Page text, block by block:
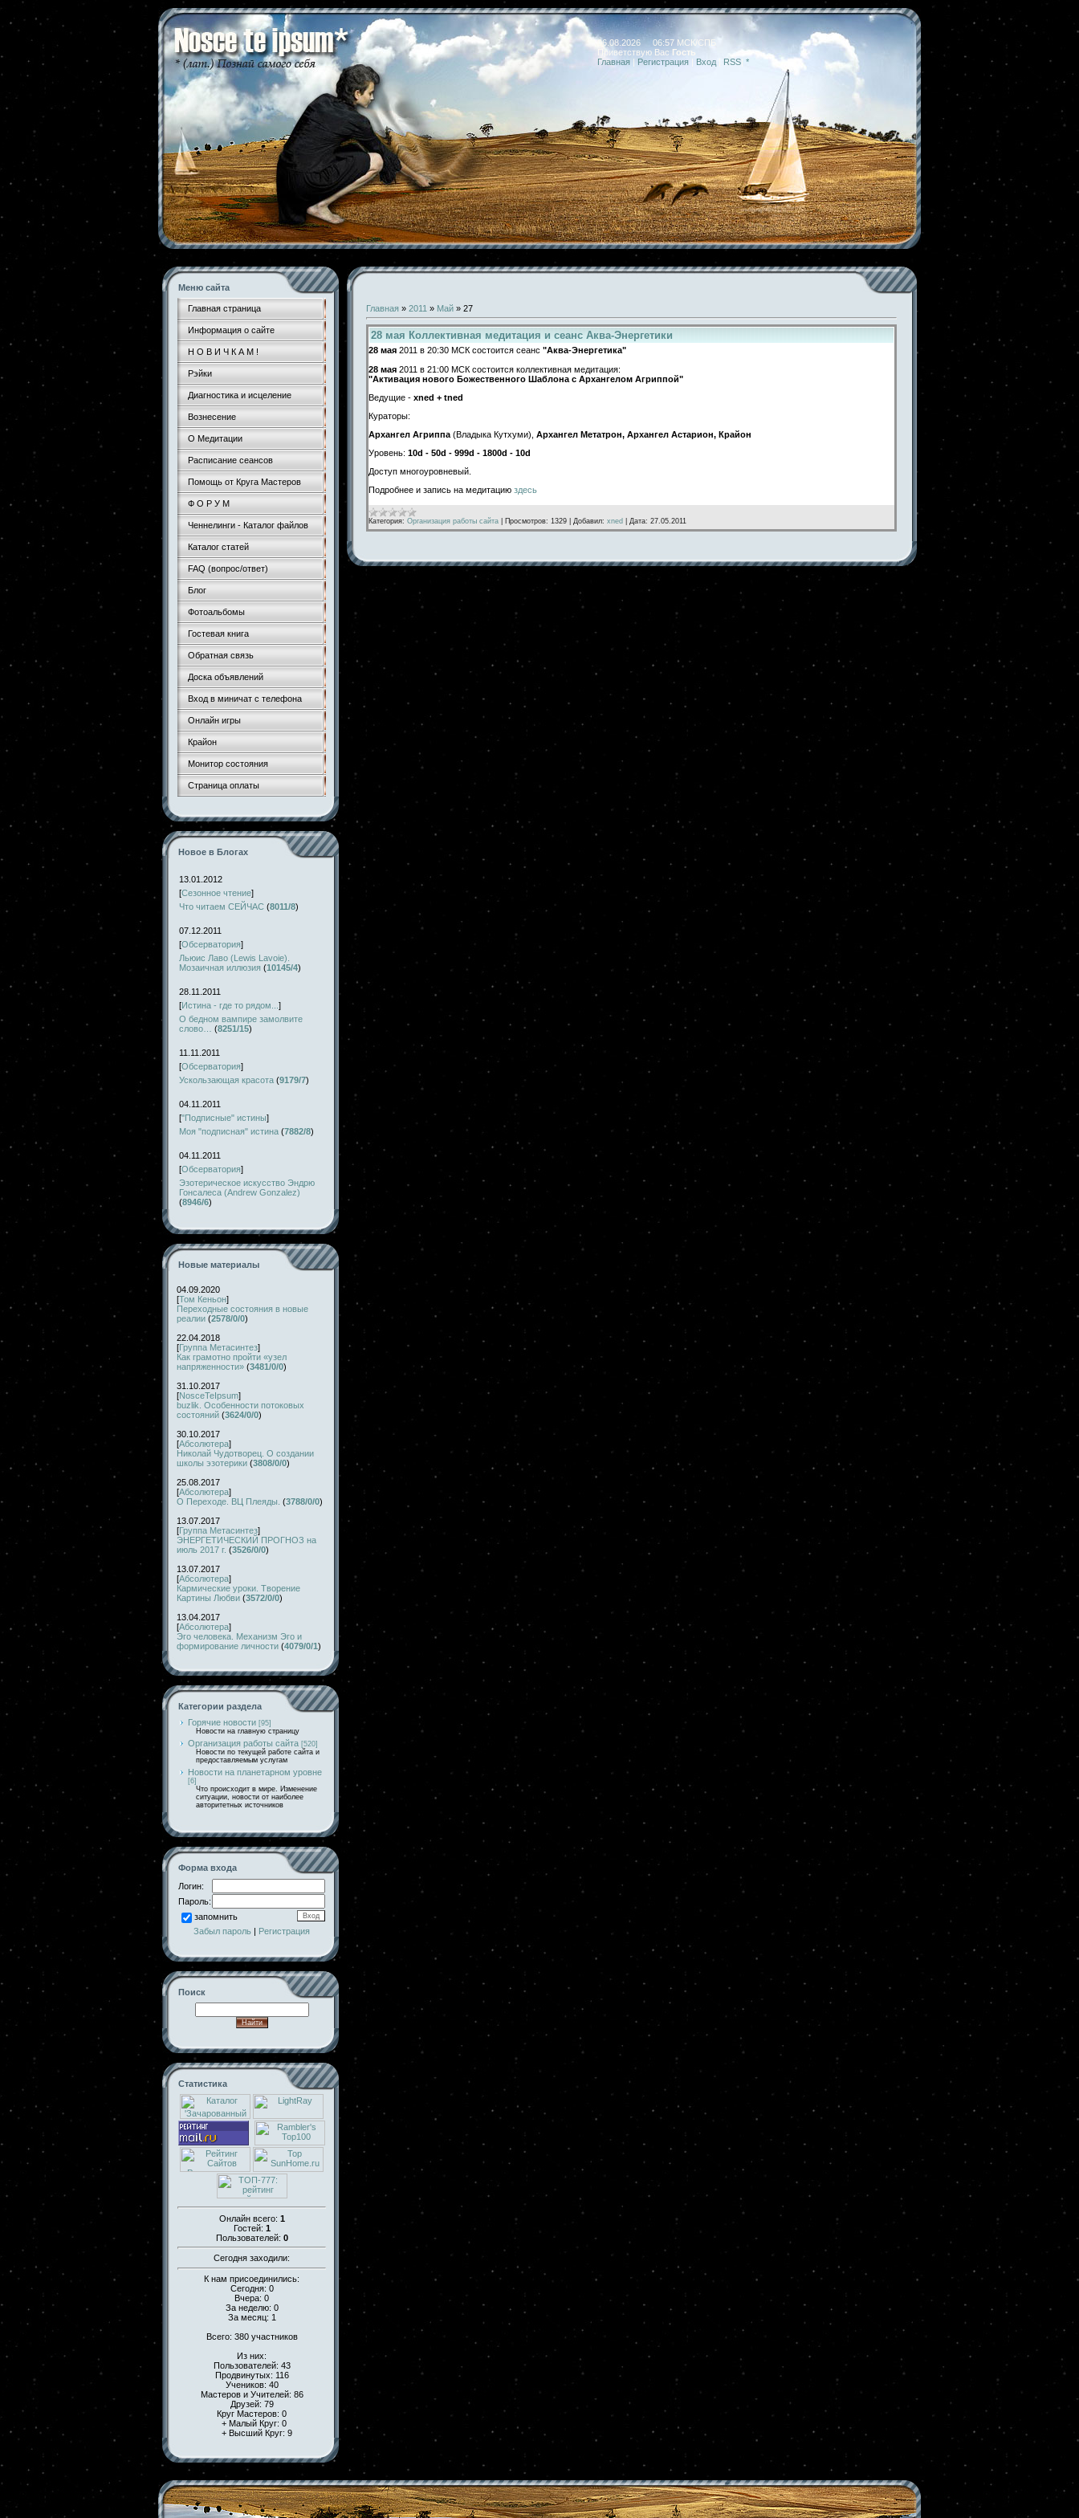
06.08.2026 06:57 МСК/СПБ
Приветствую Вас Гость
Главная | Регистрация | Вход RSS *
Меню сайта
Главная страница
Информация о сайте
Н О В И Ч К А М !
Рэйки
Диагностика и исцеление
Вознесение
О Медитации
Расписание сеансов
Помощь от Круга Мастеров
Ф О Р У М
Ченнелинги - Каталог файлов
Каталог статей
FAQ (вопрос/ответ)
Блог
Фотоальбомы
Гостевая книга
Обратная связь
Доска объявлений
Вход в миничат с телефона
Онлайн игры
Крайон
Монитор состояния
Страница оплаты
Новое в Блогах
13.01.2012
[Сезонное чтение]
Что читаем СЕЙЧАС (8011/8)
07.12.2011
[Обсерватория]
Льюис Лаво (Lewis Lavoie).
Мозаичная иллюзия (10145/4)
28.11.2011
[Истина - где то рядом... ]
О бедном вампире замолвите
слово…
(8251/15)
11.11.2011
[Обсерватория]
Ускользающая красота (9179/7)
04.11.2011
["Подписные" истины]
Моя "подписная" истина (7882/8)
04.11.2011
[Обсерватория]
Эзотерическое искусство Эндрю
Гонсалеса (Andrew Gonzalez)
(8946/6)
Новые материалы
04.09.2020
[Том Кеньон]
Переходные состояния в новые
реалии (2578/0/0)
22.04.2018
[Группа Метасинтез]
Как грамотно пройти «узел
напряженности» (3481/0/0)
31.10.2017
[NosceTeIpsum]
buzlik. Особенности потоковых
состояний (3624/0/0)
30.10.2017
[Абсолютера]
Николай Чудотворец. О создании
школы эзотерики (3808/0/0)
25.08.2017
[Абсолютера]
О Переходе. ВЦ Плеяды. (3788/0/0)
13.07.2017
[Группа Метасинтез]
ЭНЕРГЕТИЧЕСКИЙ ПРОГНОЗ на
июль 2017 г. (3526/0/0)
13.07.2017
[Абсолютера]
Кармические уроки. Творение
Картины Любви (3572/0/0)
13.04.2017
[Абсолютера]
Эго человека. Механизм Эго и
формирование личности (4079/0/1)
Категории раздела
Горячие новости [95]
Новости на главную страницу
Организация работы сайта [520]
Новости по текущей работе сайта и
предоставляемым услугам
Новости на планетарном уровне
[6]
Что происходит в мире. Изменение
ситуации, новости от наиболее
авторитетных источников
Форма входа
Логин:
Пароль:
запомнить
Забыл пароль | Регистрация
Поиск
Статистика
Онлайн всего: 1
Гостей: 1
Пользователей: 0
Сегодня заходили:
К нам присоединились:
Сегодня: 0
Вчера: 0
За неделю: 0
За месяц: 1
Всего: 380 участников
Из них:
Пользователей: 43
Продвинутых: 116
Учеников: 40
Мастеров и Учителей: 86
Друзей: 79
Круг Мастеров: 0
+ Малый Круг: 0
+ Высший Круг: 9
Главная » 2011 » Май » 27
28 мая Коллективная медитация и сеанс Аква-Энергетики
28 мая 2011 в 20:30 МСК состоится сеанс "Аква-Энергетика"
28 мая 2011 в 21:00 МСК состоится коллективная медитация:
"Активация нового Божественного Шаблона с Архангелом Агриппой"
Ведущие - xned + tned
Кураторы:
Архангел Агриппа (Владыка Кутхуми), Архангел Метатрон, Архангел Астарион, Крайон
Уровень: 10d - 50d - 999d - 1800d - 10d
Доступ многоуровневый.
Подробнее и запись на медитацию здесь
Категория: Организация работы сайта Просмотров: 1329 Добавил: xned Дата: 27.05.2011